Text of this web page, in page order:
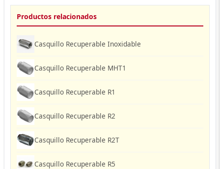
Productos relacionados
Casquillo Recuperable Inoxidable
Casquillo Recuperable MHT1
Casquillo Recuperable R1
Casquillo Recuperable R2
Casquillo Recuperable R2T
Casquillo Recuperable R5